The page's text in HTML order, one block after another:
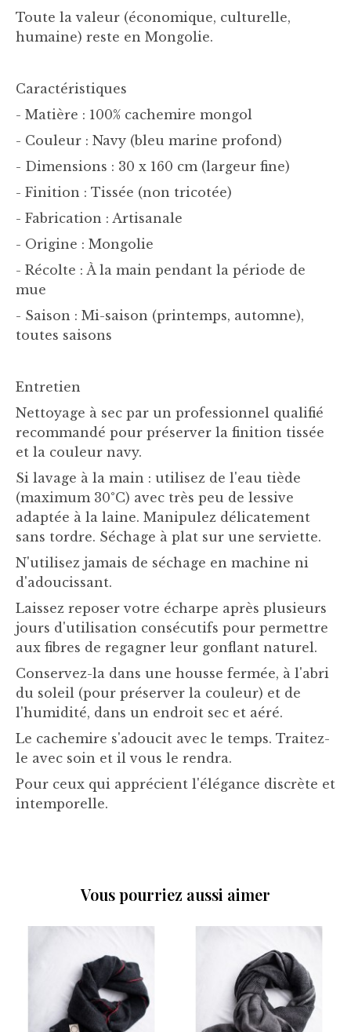
Toute la valeur (économique, culturelle,
humaine) reste en Mongolie.
Caractéristiques
- Matière : 100% cachemire mongol
- Couleur : Navy (bleu marine profond)
- Dimensions : 30 x 160 cm (largeur fine)
- Finition : Tissée (non tricotée)
- Fabrication : Artisanale
- Origine : Mongolie
- Récolte : À la main pendant la période de
mue
- Saison : Mi-saison (printemps, automne),
toutes saisons
Entretien
Nettoyage à sec par un professionnel qualifié
recommandé pour préserver la finition tissée
et la couleur navy.
Si lavage à la main : utilisez de l'eau tiède
(maximum 30°C) avec très peu de lessive
adaptée à la laine. Manipulez délicatement
sans tordre. Séchage à plat sur une serviette.
N'utilisez jamais de séchage en machine ni
d'adoucissant.
Laissez reposer votre écharpe après plusieurs
jours d'utilisation consécutifs pour permettre
aux fibres de regagner leur gonflant naturel.
Conservez-la dans une housse fermée, à l'abri
du soleil (pour préserver la couleur) et de
l'humidité, dans un endroit sec et aéré.
Le cachemire s'adoucit avec le temps. Traitez-
le avec soin et il vous le rendra.
Pour ceux qui apprécient l'élégance discrète et
intemporelle.
Vous pourriez aussi aimer